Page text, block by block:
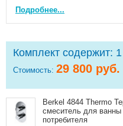
Материалы
Латунь, хромоникелевое
Подробнее...
Комплект содержит:
Стоимость: 29 800 руб.
Berkel 4844 Thermo
смеситель для
потребителя